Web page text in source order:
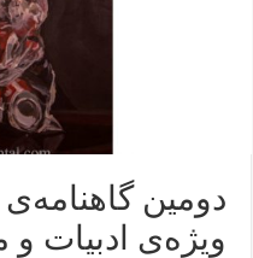
دومین گاهنامه‌ی
ویژه‌ی ادبیات